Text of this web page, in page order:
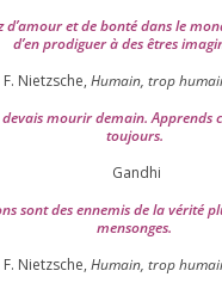
d’a­mour et de bon­té dans le
d’en pro­di­guer à des êtres
F. Nietzsche, Humain, trop
mou­rir demain. Apprends
toujours.
Gandhi
sont des enne­mis de la véri­té
mensonges.
F. Nietzsche, Humain, trop